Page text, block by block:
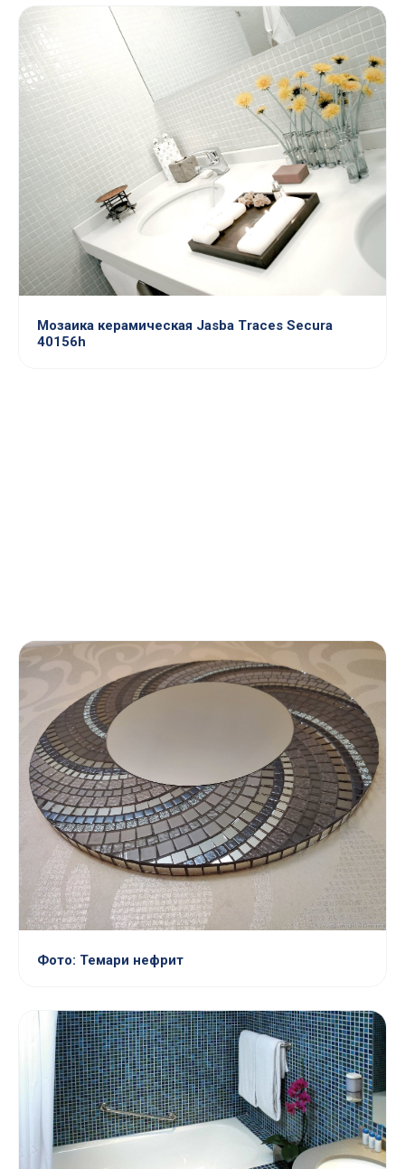
Мозаика керамическая Jasba Traces Secura
40156h
Фото: Темари нефрит